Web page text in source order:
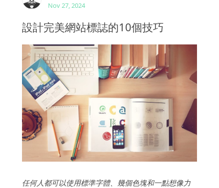
Nov 27, 2024
設計完美網站標誌的10個技巧
任何人都可以使用標準字體、幾個色塊和一點想像力